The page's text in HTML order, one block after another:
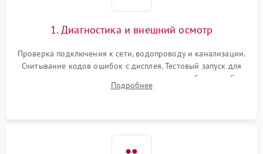
1. Диагностика и внешний осмотр
Проверка подключения к сети, водопроводу и канализации.
Считывание кодов ошибок с дисплея. Тестовый запуск для
выявления посторонних шумов, протечек или сбоев в работе
электронного модуля управления.
Подробнее